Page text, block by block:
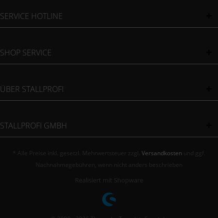
SERVICE HOTLINE
SHOP SERVICE
ÜBER STALLPROFI
STALLPROFI GMBH
* Alle Preise inkl. gesetzl. Mehrwertsteuer zzgl. Versandkosten und ggf.
Nachnahmegebühren, wenn nicht anders beschrieben
Realisiert mit Shopware